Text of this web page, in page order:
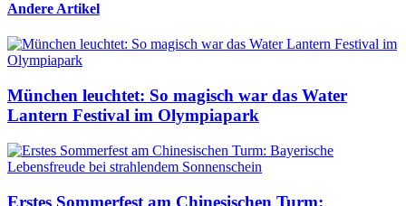
Andere Artikel
München leuchtet: So magisch war das Water
Lantern Festival im Olympiapark
Erstes Sommerfest am Chinesischen Turm: